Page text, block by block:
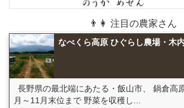
👨👩 注目の農家さん
なべくら高原 ひぐらし農場・木
長野県の最北端にあたる・飯山市、 鍋倉高
月～11月末位まで 野菜を収穫し...